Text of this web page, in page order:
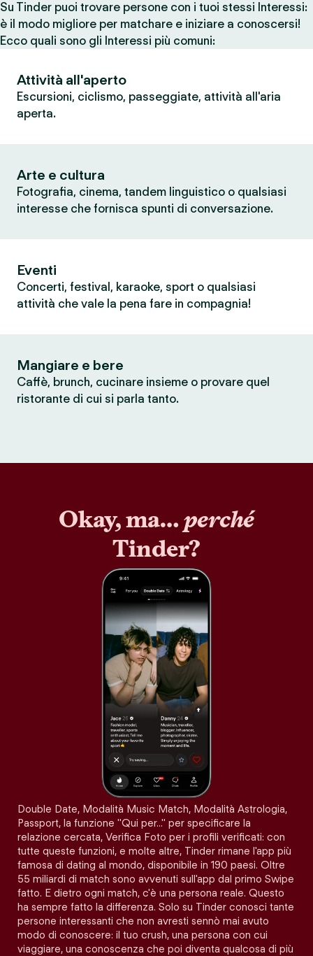
Su Tinder puoi trovare persone con i tuoi stessi Interessi:
è il modo migliore per matchare e iniziare a conoscersi!
Ecco quali sono gli Interessi più comuni:
Attività all'aperto
Escursioni, ciclismo, passeggiate, attività all'aria
aperta.
Arte e cultura
Fotografia, cinema, tandem linguistico o qualsiasi
interesse che fornisca spunti di conversazione.
Eventi
Concerti, festival, karaoke, sport o qualsiasi
attività che vale la pena fare in compagnia!
Mangiare e bere
Caffè, brunch, cucinare insieme o provare quel
ristorante di cui si parla tanto.
Okay, ma…perché
Tinder?
Double Date, Modalità Music Match, Modalità Astrologia,
Passport, la funzione "Qui per…" per specificare la
relazione cercata, Verifica Foto per i profili verificati: con
tutte queste funzioni, e molte altre, Tinder rimane l'app più
famosa di dating al mondo, disponibile in 190 paesi. Oltre
55 miliardi di match sono avvenuti sull'app dal primo Swipe
fatto. E dietro ogni match, c'è una persona reale. Questo
ha sempre fatto la differenza. Solo su Tinder conosci tante
persone interessanti che non avresti sennò mai avuto
modo di conoscere: il tuo crush, una persona con cui
viaggiare, una conoscenza che poi diventa qualcosa di più